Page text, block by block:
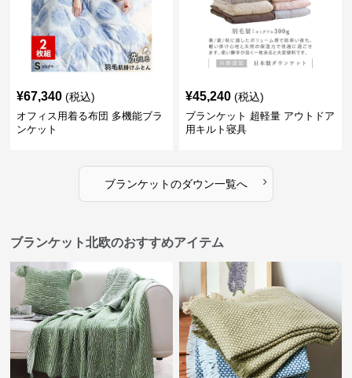
¥67,340 (税込)
オフィス用着る布団 多機能ブラ
ンケット
¥45,240 (税込)
ブランケット 超軽量 アウトドア
用キルト寝具
ブランケットのダウン一覧へ ›
ブランケット北欧のおすすめアイテム